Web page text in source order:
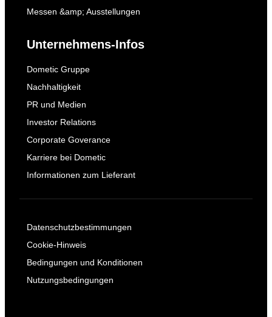
Messen &amp; Ausstellungen
Unternehmens-Infos
Dometic Gruppe
Nachhaltigkeit
PR und Medien
Investor Relations
Corporate Goverance
Karriere bei Dometic
Informationen zum Lieferant
Datenschutzbestimmungen
Cookie-Hinweis
Bedingungen und Konditionen
Nutzungsbedingungen